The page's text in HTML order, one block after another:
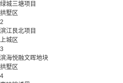
绿城三塘项目
拱墅区
2
滨江艮北项目
上城区
3
滨海悦融文晖地块
拱墅区
4